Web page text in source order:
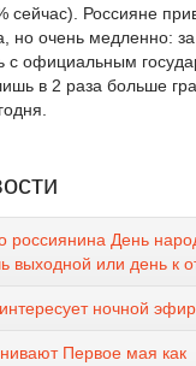
сейчас). Россияне
но очень медленно:
с официальным
в 2 раза больше
россиянина День
выходной или день к
ночной
Первое мая как